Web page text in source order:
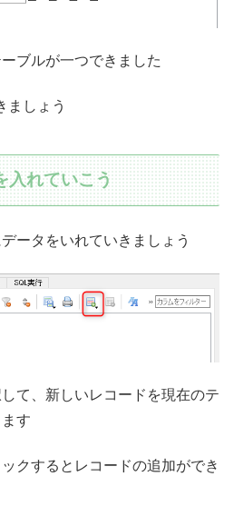
ブルが一つできました
ましょう
入れていこう
ータをいれていきましょう
て、新しいレコードを現在のテ
す
クするとレコードの追加ができ